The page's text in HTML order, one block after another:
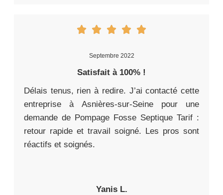
Septembre 2022
Satisfait à 100% !
Délais tenus, rien à redire. J’ai contacté cette
entreprise à Asnières-sur-Seine pour une
demande de Pompage Fosse Septique Tarif :
retour rapide et travail soigné. Les pros sont
réactifs et soignés.
Yanis L.